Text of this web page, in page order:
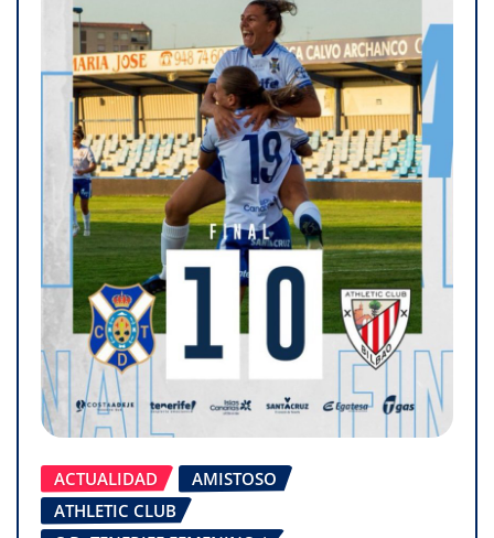
ACTUALIDAD
AMISTOSO
ATHLETIC CLUB